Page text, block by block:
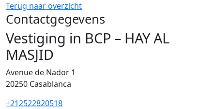
Terug naar overzicht
Contactgegevens
Vestiging in BCP – HAY AL
MASJID
Avenue de Nador 1
20250 Casablanca
+212522820518